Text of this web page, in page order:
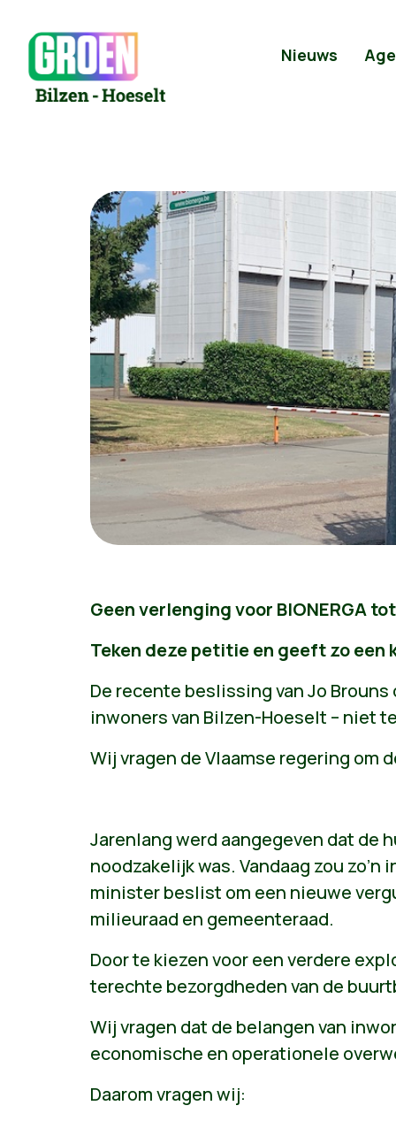
Nieuws
Geen verlenging voor BIONERGA
Teken deze petitie en geeft zo een
De recente beslissing van Jo
inwoners van Bilzen-Hoeselt – niet
Wij vragen de Vlaamse regering om
Jarenlang werd aangegeven dat
noodzakelijk was. Vandaag zou
minister beslist om een nieuwe
milieuraad en gemeenteraad.
Door te kiezen voor een verdere
terechte bezorgdheden van de
Wij vragen dat de belangen van
economische en operationele
Daarom vragen wij: